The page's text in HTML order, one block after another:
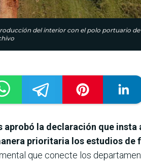
del interior con el polo portuario
aprobó la declaración que insta
prioritaria los estudios
que conecte los